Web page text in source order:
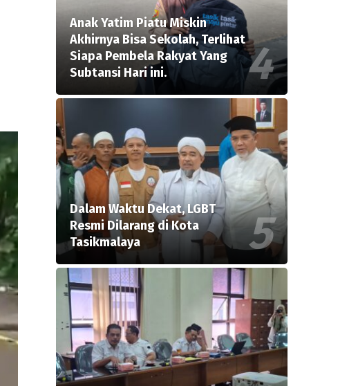
Anak Yatim Piatu Miskin
Akhirnya Bisa Sekolah, Terlihat
Siapa Pembela Rakyat Yang
Subtansi Hari ini.
Dalam Waktu Dekat, LGBT
Resmi Dilarang di Kota
Tasikmalaya